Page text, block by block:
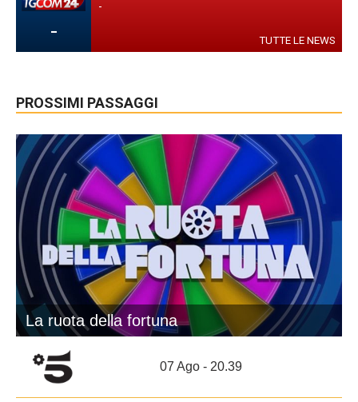
-
-
TUTTE LE NEWS
PROSSIMI PASSAGGI
La ruota della fortuna
07 Ago - 20.39